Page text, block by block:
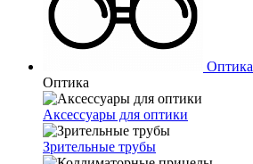
Оптика
Оптика
Аксессуары для оптики
Зрительные трубы